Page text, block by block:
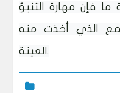
ما فإن مهارة التنبؤ
الذي أخذت منه
العينة.